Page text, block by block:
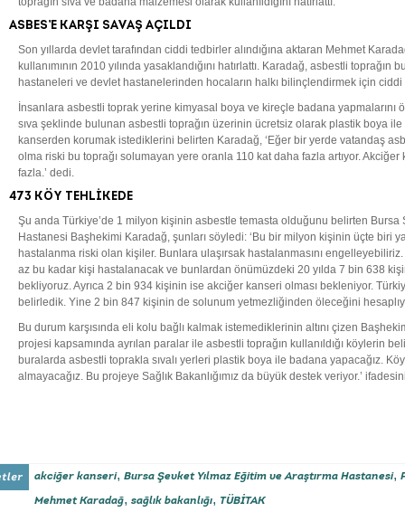
ASBES’E KARŞI SAVAŞ AÇILDI
Son yıllarda devlet tarafından ciddi tedbirler alındığına aktaran Mehmet
kullanımının 2010 yılında yasaklandığını hatırlattı. Karadağ, asbestli
hastaneleri ve devlet hastanelerinden hocaların halkı bilinçlendirmek için ciddi
İnsanlara asbestli toprak yerine kimyasal boya ve kireçle badana yapmalarını
sıva şeklinde bulunan asbestli toprağın üzerinin ücretsiz olarak plastik boya ile
kanserden korumak istediklerini belirten Karadağ, ‘Eğer bir yerde vatandaş
olma riski bu toprağı solumayan yere oranla 110 kat daha fazla artıyor.
fazla.’ dedi.
473 KÖY TEHLİKEDE
Şu anda Türkiye’de 1 milyon kişinin asbestle temasta olduğunu belirten Bursa
Hastanesi Başhekimi Karadağ, şunları söyledi: ‘Bu bir milyon kişinin üçte biri
hastalanma riski olan kişiler. Bunlara ulaşırsak hastalanmasını
az bu kadar kişi hastalanacak ve bunlardan önümüzdeki 20 yılda 7 bin 638
bekliyoruz. Ayrıca 2 bin 934 kişinin ise akciğer kanseri olması bekleniyor.
belirledik. Yine 2 bin 847 kişinin de solunum yetmezliğinden öleceğini
Bu durum karşısında eli kolu bağlı kalmak istemediklerinin altını çizen
projesi kapsamında ayrılan paralar ile asbestli toprağın kullanıldığı köylerin
buralarda asbestli toprakla sıvalı yerleri plastik boya ile badana yapacağız.
almayacağız. Bu projeye Sağlık Bakanlığımız da büyük destek veriyor.’
akciğer kanseri, Bursa Şevket Yılmaz Eğitim ve Araştırma Hastanesi,
Mehmet Karadağ, sağlık bakanlığı, TÜBİTAK